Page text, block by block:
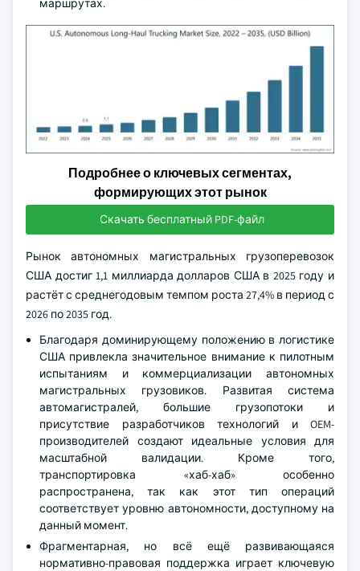
маршрутах.
Подробнее о ключевых сегментах,
формирующих этот рынок
Скачать бесплатный PDF-файл
Рынок автономных магистральных грузоперевозок
США достиг 1,1 миллиарда долларов США в 2025 году и
растёт с среднегодовым темпом роста 27,4% в период с
2026 по 2035 год.
Благодаря доминирующему положению в логистике
США привлекла значительное внимание к пилотным
испытаниям и коммерциализации автономных
магистральных грузовиков. Развитая система
автомагистралей, большие грузопотоки и
присутствие разработчиков технологий и OEM-
производителей создают идеальные условия для
масштабной валидации. Кроме того,
транспортировка «хаб-хаб» особенно
распространена, так как этот тип операций
соответствует уровню автономности, доступному на
данный момент.
Фрагментарная, но всё ещё развивающаяся
нормативно-правовая поддержка играет ключевую